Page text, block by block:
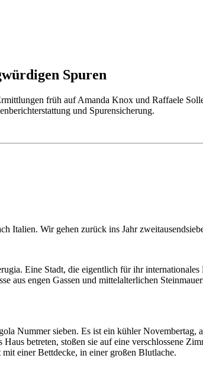
Spuren
früh auf Amanda Knox und Raffaele
und Spurensicherung.
Italien. Wir gehen zurück ins Jahr
Eine Stadt, die eigentlich für ihr
engen Gassen und mittelalterlichen
Nummer sieben. Es ist ein kühler
betreten, stoßen sie auf eine verschlossene
einer Bettdecke, in einer großen Blutlache.